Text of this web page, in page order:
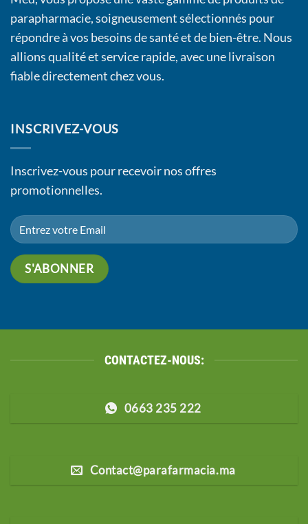
parapharmacie, soigneusement sélectionnés pour
répondre à vos besoins de santé et de bien-être. Nous
allions qualité et service rapide, avec une livraison
fiable directement chez vous.
INSCRIVEZ-VOUS
Inscrivez-vous pour recevoir nos offres
promotionnelles.
CONTACTEZ-NOUS:
0663 235 222
Contact@parafarmacia.ma